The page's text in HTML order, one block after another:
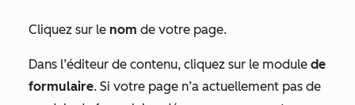
Cliquez sur le nom de votre page.
Dans l’éditeur de contenu, cliquez sur le module de
formulaire. Si votre page n’a actuellement pas de